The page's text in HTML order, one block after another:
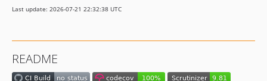
Last update: 2026-07-21 22:32:38 UTC
README